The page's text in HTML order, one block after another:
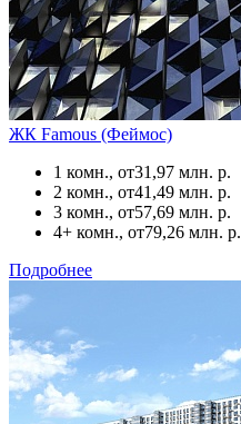
ЖК Famous (Феймос)
1 комн., от31,97 млн. р.
2 комн., от41,49 млн. р.
3 комн., от57,69 млн. р.
4+ комн., от79,26 млн. р.
Подробнее